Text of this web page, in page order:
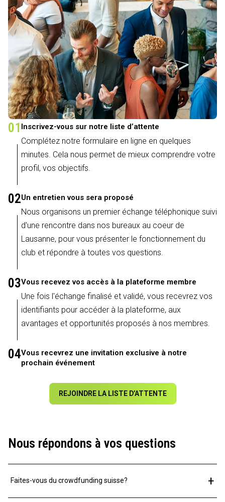
01 Inscrivez-vous sur notre liste d’attente
Complétez notre formulaire en ligne en quelques
minutes. Cela nous permet de mieux comprendre votre
profil, vos objectifs.
02Un entretien vous sera proposé
Nous organisons un premier échange téléphonique suivi
d'une rencontre dans nos bureaux au coeur de
Lausanne, pour vous présenter le fonctionnement du
club et répondre à toutes vos questions.
03Vous recevez vos accès à la plateforme membre
Une fois l'échange finalisé et validé, vous recevrez vos
identifiants pour accéder à la plateforme, aux
avantages et opportunités proposés à nos membres.
04Vous recevrez une invitation exclusive à notre
prochain événement
REJOINDRE LA LISTE D’ATTENTE
Nous répondons à vos questions
Faites-vous du crowdfunding suisse? +